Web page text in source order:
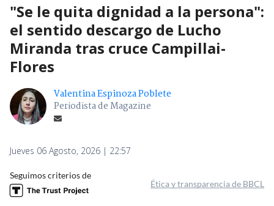
"Se le quita dignidad a la persona":
el sentido descargo de Lucho
Miranda tras cruce Campillai-
Flores
Valentina Espinoza Poblete
Periodista de Magazine
Jueves 06 Agosto, 2026 | 22:57
Seguimos criterios de
Ética y transparencia de BBCL